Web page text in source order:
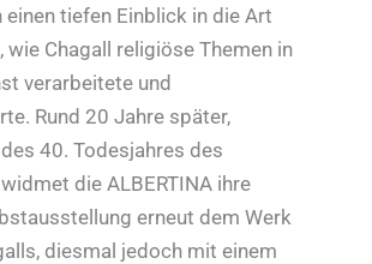
einen tiefen Einblick in die Art
wie Chagall religiöse Themen in
verarbeitete und
Rund 20 Jahre später,
40. Todesjahres des
die ALBERTINA ihre
erneut dem Werk
diesmal jedoch mit einem